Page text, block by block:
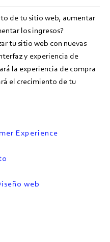
de tu sitio web, aumentar
los ingresos?
tu sitio web con nuevas
y experiencia de
la experiencia de compra
el crecimiento de tu
Experience
web